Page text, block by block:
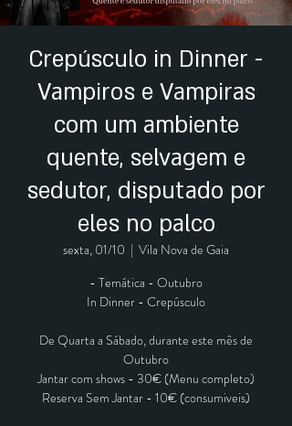
Crepúsculo in Dinner -
Vampiros e Vampiras
com um ambiente
quente, selvagem e
sedutor, disputado por
eles no palco
sexta, 01/10
  |
Vila Nova de Gaia
- Temática - Outubro
In Dinner - Crepúsculo
De Quarta a Sábado, durante este mês de
Outubro
Jantar com shows - 30€ (Menu completo)
Reserva Sem Jantar - 10€ (consumiveis)